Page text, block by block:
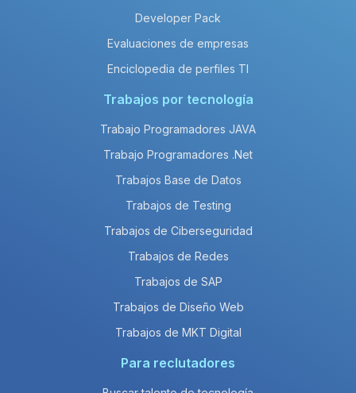
Developer Pack
Evaluaciones de empresas
Enciclopedia de perfiles TI
Trabajos por tecnología
Trabajo Programadores JAVA
Trabajo Programadores .Net
Trabajos Base de Datos
Trabajos de Testing
Trabajos de Ciberseguridad
Trabajos de Redes
Trabajos de SAP
Trabajos de Diseño Web
Trabajos de MKT Digital
Para reclutadores